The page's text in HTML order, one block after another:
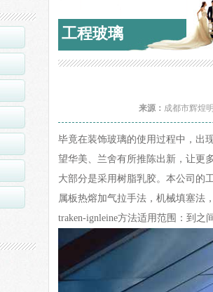
工程玻璃
来源： 成都市辉煌
毕竟在装饰玻璃的使用过程中，出
望华美、兰舍有所推陈出新，让更
大部分是采用树脂乳胶。本公司的
属板热熔加气拉手法，机械填塞法
traken-ignleine方法适用范围：到之